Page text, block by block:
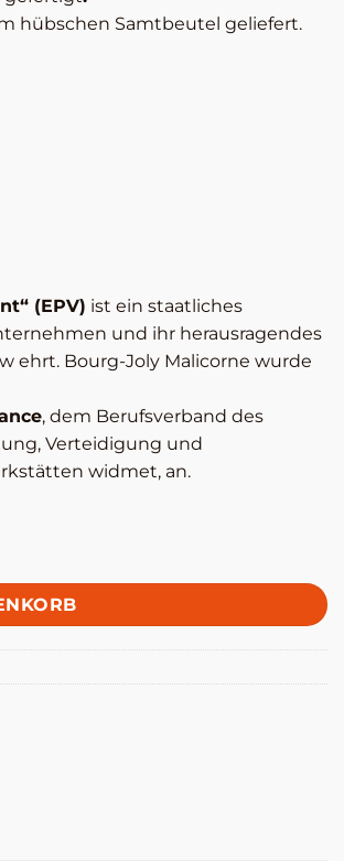
hübschen Samtbeutel geliefert.
(EPV) ist ein staatliches
und ihr herausragendes
ehrt. Bourg-Joly Malicorne wurde
, dem Berufsverband des
Verteidigung und
widmet, an.